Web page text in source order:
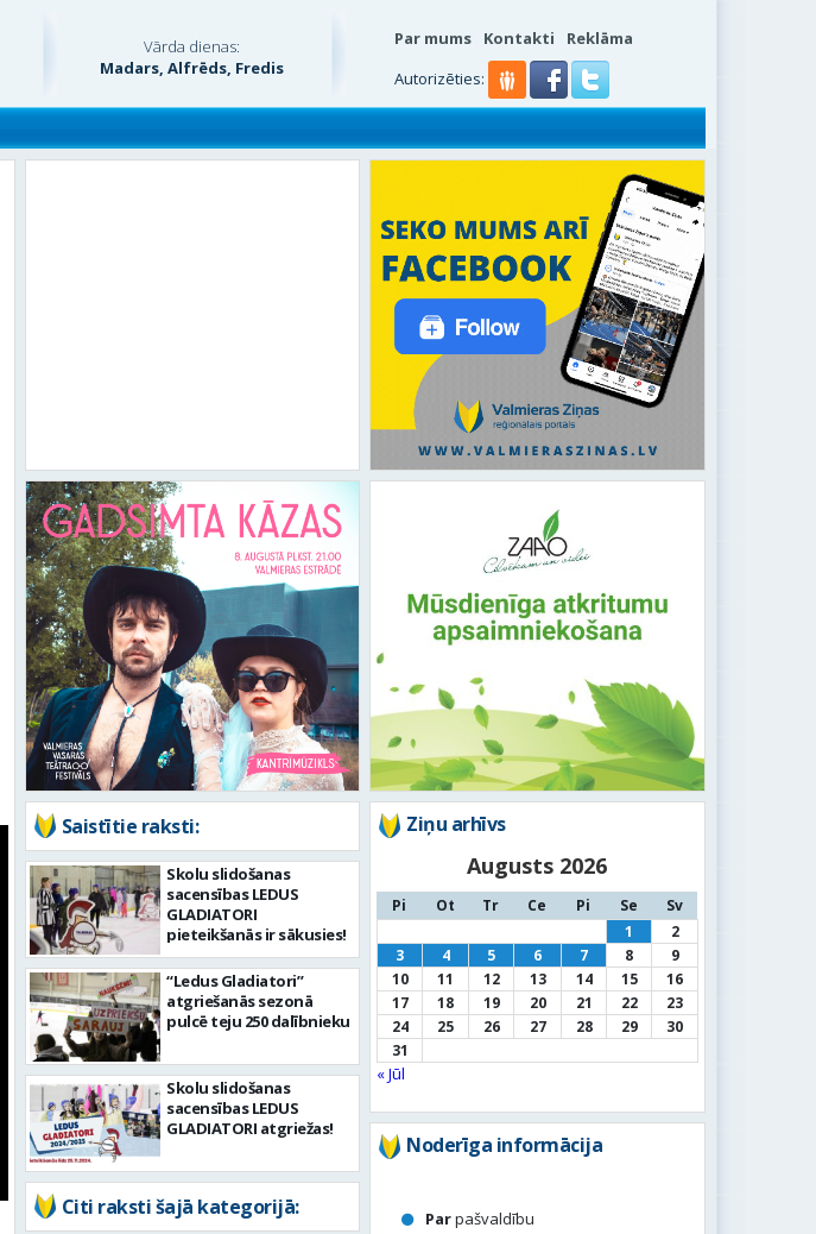
Vārda dienas:
Madars, Alfrēds, Fredis
Par mums Kontakti
Reklāma
Autorizēties:
Saistītie raksti:
Skolu slidošanas
sacensības LEDUS
GLADIATORI
pieteikšanās ir sākusies!
“Ledus Gladiatori”
atgriešanās sezonā
pulcē teju 250 dalībnieku
Skolu slidošanas
sacensības LEDUS
GLADIATORI atgriežas!
Citi raksti šajā kategorijā:
Ziņu arhīvs
Augusts 2026
Pi Ot Tr Ce Pi Se
Sv
1
2
3
4 5 6 7 8
9
10
11 12 13 14 15
16
17
18 19 20 21 22
23
24
25 26 27 28 29
30
31
« Jūl
Noderīga informācija
Parpašvaldību